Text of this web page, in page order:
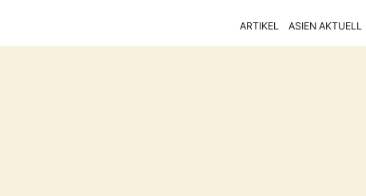
ARTIKEL ASIEN AKTUELL